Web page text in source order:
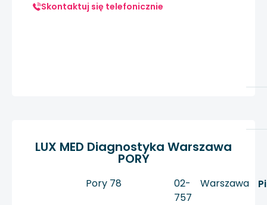
Skontaktuj się telefonicznie
LUX MED Diagnostyka Warszawa
PORY
Pory 78
02-
757
Warszawa